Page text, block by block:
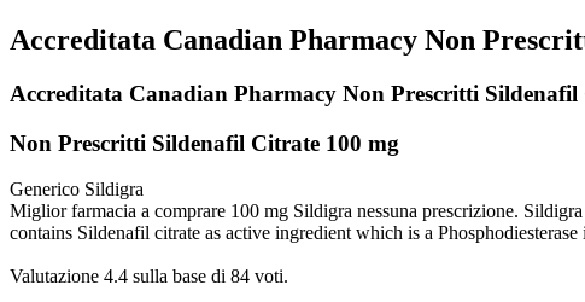
Accreditata Canadian Pharmacy Non
Accreditata Canadian Pharmacy Non Prescritti
Non Prescritti Sildenafil Citrate 100 mg
Generico Sildigra
Miglior farmacia a comprare 100 mg Sildigra nessuna prescrizione.
contains Sildenafil citrate as active ingredient which is a Phosphodiesterase
Valutazione 4.4 sulla base di 84 voti.